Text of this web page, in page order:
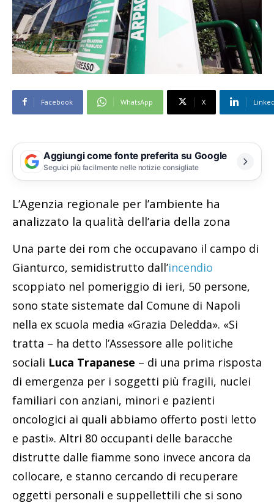
Facebook WhatsApp X
Aggiungi come fonte preferita su Google
Seguici più facilmente nelle notizie consigliate
L’Agenzia regionale per l’ambiente ha
analizzato la qualità dell’aria della zona
Una parte dei rom che occupavano il campo di
Gianturco, semidistrutto dall’incendio
scoppiato nel pomeriggio di ieri, 50 persone,
sono state sistemate dal Comune di Napoli
nella ex scuola media «Grazia Deledda». «Si
tratta – ha detto l’Assessore alle politiche
sociali Luca Trapanese – di una prima risposta
di emergenza per i soggetti più fragili, nuclei
familiari con anziani, minori e pazienti
oncologici ai quali abbiamo offerto posti letto
e pasti». Altri 80 occupanti delle baracche
distrutte dalle fiamme sono invece ancora da
collocare, e stanno cercando di recuperare
oggetti personali e suppellettili che si sono